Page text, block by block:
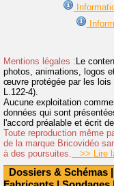
Dossiers & Schémas |
Mentions légales :Le
photos, animations, logos
œuvre protégée par les lois
L.122-4).
Aucune exploitation
données qui sont
l'accord préalable et écrit
Toute reproduction même
de la marque Bricovidéo
à des poursuites.
>> Lire